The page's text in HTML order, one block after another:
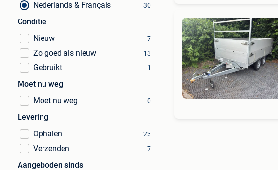
Nederlands & Français 30
Conditie
Nieuw
7
Zo goed als nieuw 13
Gebruikt 1
Moet nu weg
Moet nu weg
0
Levering
Ophalen
23
Verzenden 7
Aangeboden sinds